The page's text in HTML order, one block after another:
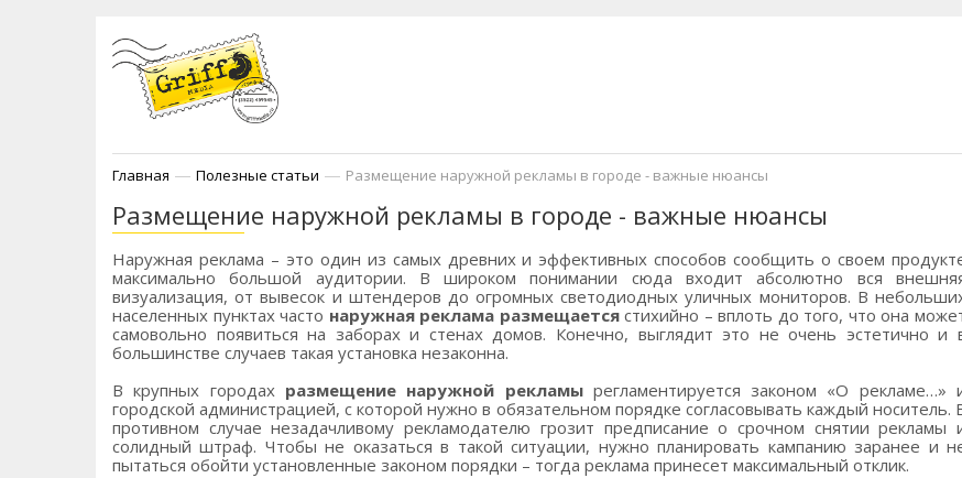
Главная — Полезные статьи — Размещение наружной рекламы в городе - важные нюансы
Размещение наружной рекламы в городе - важные нюансы
Наружная реклама – это один из самых древних и эффективных способов сообщить о своем
максимально большой аудитории. В широком понимании сюда входит абсолютно вся
визуализация, от вывесок и штендеров до огромных светодиодных уличных мониторов. В
населенных пунктах часто наружная реклама размещаетсястихийно – вплоть до того, что она
самовольно появиться на заборах и стенах домов. Конечно, выглядит это не очень эстетично и
большинстве случаев такая установка незаконна.
В крупных городах размещение наружной рекламырегламентируется законом «О рекламе…»
городской администрацией, с которой нужно в обязательном порядке согласовывать каждый носитель.
противном случае незадачливому рекламодателю грозит предписание о срочном снятии рекламы
солидный штраф. Чтобы не оказаться в такой ситуации, нужно планировать кампанию заранее и
пытаться обойти установленные законом порядки – тогда реклама принесет максимальный отклик.